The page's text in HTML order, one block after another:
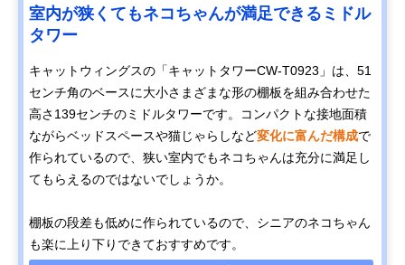
室内が狭くてもネコちゃんが満足できるミドル
タワー
キャットウィングスの「キャットタワーCW-T0923」は、51
センチ角のベースに大小さまざまな形の棚板を組み合わせた
高さ139センチのミドルタワーです。コンパクトな接地面積
ながらベッドスペースや猫じゃらしなど変化に富んだ構成で
作られているので、狭い室内でもネコちゃんは充分に満足し
てもらえるのではないでしょうか。
棚板の段差も低めに作られているので、シニアのネコちゃん
も楽に上り下りできておすすめです。